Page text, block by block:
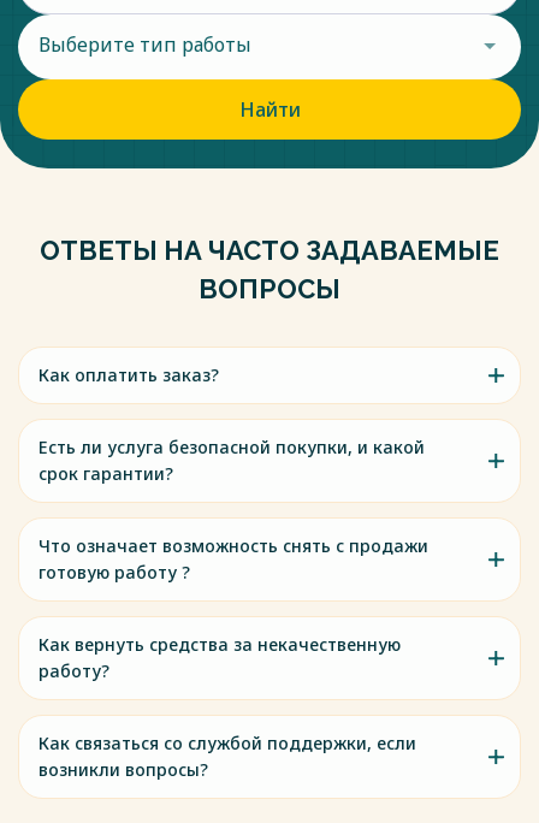
Выберите тип работы
Найти
ОТВЕТЫ НА ЧАСТО ЗАДАВАЕМЫЕ
ВОПРОСЫ
Как оплатить заказ?
Есть ли услуга безопасной покупки, и какой
срок гарантии?
Что означает возможность снять с продажи
готовую работу ?
Как вернуть средства за некачественную
работу?
Как связаться со службой поддержки, если
возникли вопросы?